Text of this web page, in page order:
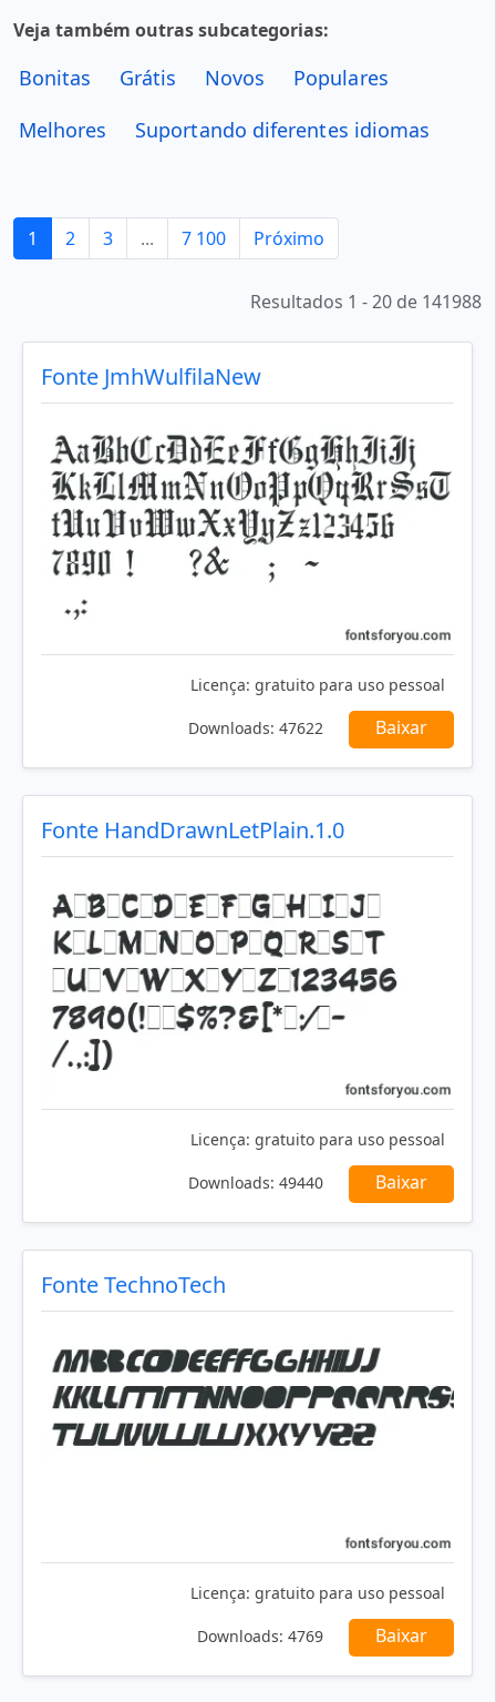
Veja também outras subcategorias:
Bonitas Grátis Novos
Populares
Melhores
Suportando diferentes idiomas
1 2 3 ... 7 100 Próximo
Resultados 1 - 20 de 141988
Fonte JmhWulfilaNew
Licença: gratuito para uso pessoal
Downloads: 47622 Baixar
Fonte HandDrawnLetPlain.1.0
Licença: gratuito para uso pessoal
Downloads: 49440 Baixar
Fonte TechnoTech
Licença: gratuito para uso pessoal
Downloads: 4769 Baixar